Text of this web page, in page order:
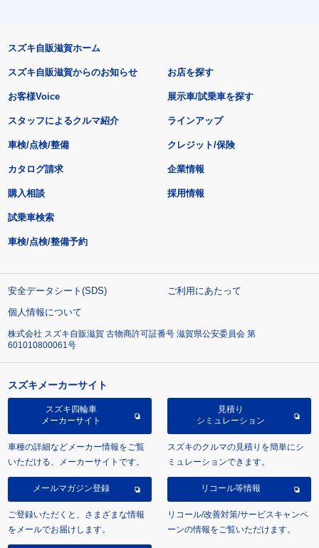
スズキ自販滋賀ホーム
スズキ自販滋賀からのお知らせ
お客様Voice
スタッフによるクルマ紹介
お店を探す
展示車/試乗車を探す
ラインアップ
車検/点検/整備 クレジット/保険
カタログ請求
購入相談
試乗車検索
車検/点検/整備予約
企業情報
採用情報
安全データシート(SDS)
ご利用にあたって
個人情報について
株式会社 スズキ自販滋賀 古物商許可証番号 滋賀県公安委員会 第
601010800061号
スズキメーカーサイト
スズキ四輪車
メーカーサイト
車種の詳細などメーカー情報をご覧
いただける、メーカーサイトです。
見積り
シミュレーション
スズキのクルマの見積りを簡単にシ
ミュレーションできます。
メールマガジン登録
ご登録いただくと、さまざまな情報
をメールでお届けします。
リコール等情報
リコール/改善対策/サービスキャンペ
ーンの情報をご覧いただけます。